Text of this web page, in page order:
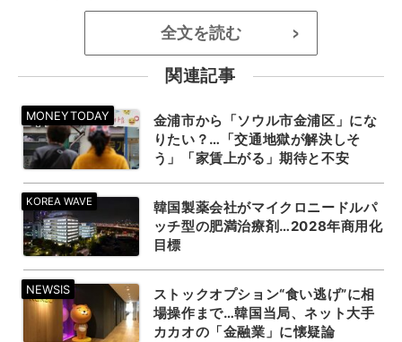
全文を読む >
関連記事
金浦市から「ソウル市金浦区」にな
りたい？…「交通地獄が解決しそ
う」「家賃上がる」期待と不安
韓国製薬会社がマイクロニードルパ
ッチ型の肥満治療剤…2028年商用化
目標
ストックオプション“食い逃げ”に相
場操作まで…韓国当局、ネット大手
カカオの「金融業」に懐疑論